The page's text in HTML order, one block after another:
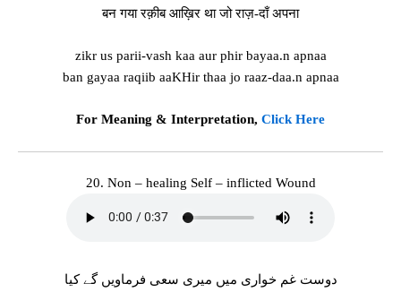
बन गया रक़ीब आख़िर था जो राज़-दाँ अपना
zikr us parii-vash kaa aur phir bayaa.n apnaa
ban gayaa raqiib aaKHir thaa jo raaz-daa.n apnaa
For Meaning & Interpretation, Click Here
20. Non – healing Self – inflicted Wound
دوست غم خواری میں میری سعی فرماویں گے کیا